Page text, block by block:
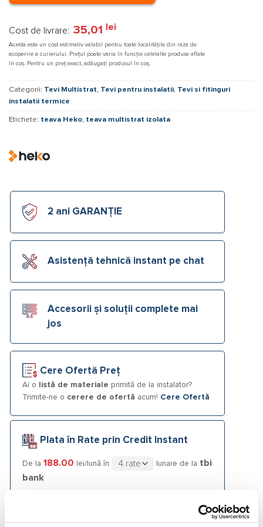
Cost de livrare: 35,01 lei
Acesta este un cost estimativ valabil pentru toate localitățile din raza de
acoperire a curierului. Prețul poate varia în funcție celelalte produse aflate
în coș. Pentru un preț exact, adăugați produsul în coș.
Categorii: Tevi Multistrat, Tevi pentru instalatii, Tevi si fitinguri
instalatii termice
Etichete: teava Heko, teava multistrat izolata
2 ani GARANȚIE
Asistență tehnică instant pe chat
Accesorii și soluții complete mai
jos
Cere Ofertă Preț
Ai o listă de materiale primită de la instalator?
Trimite-ne o cerere de ofertă acum! Cere Ofertă
Plata în Rate prin Credit Instant
De la 188.00 lei/lună în lunare de la tbi
bank
Fotografiile produselor au caracter informativ și pot